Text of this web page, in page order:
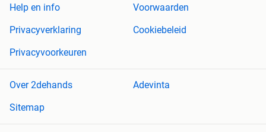
Help en info
Voorwaarden
Privacyverklaring
Cookiebeleid
Privacyvoorkeuren
Over 2dehands
Adevinta
Sitemap